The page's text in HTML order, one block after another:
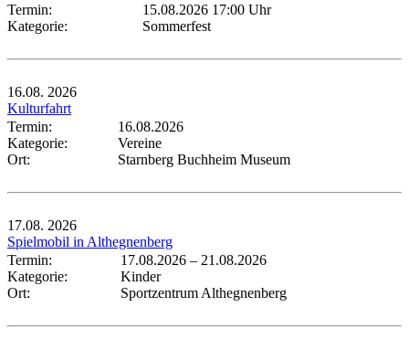
Termin:
15.08.2026 17:00 Uhr
Kategorie:
Sommerfest
16.08. 2026
Kulturfahrt
Termin:
16.08.2026
Kategorie:
Vereine
Ort:
Starnberg Buchheim Museum
17.08. 2026
Spielmobil in Althegnenberg
Termin:
17.08.2026 – 21.08.2026
Kategorie:
Kinder
Ort:
Sportzentrum Althegnenberg